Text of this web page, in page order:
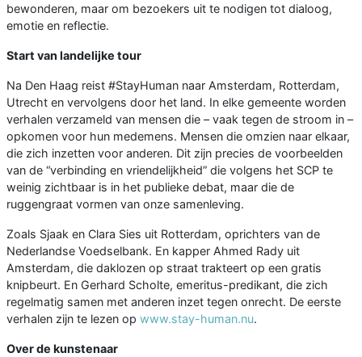
bewonderen, maar om bezoekers uit te nodigen tot dialoog,
emotie en reflectie.
Start van landelijke tour
Na Den Haag reist #StayHuman naar Amsterdam, Rotterdam,
Utrecht en vervolgens door het land. In elke gemeente worden
verhalen verzameld van mensen die – vaak tegen de stroom in –
opkomen voor hun medemens. Mensen die omzien naar elkaar,
die zich inzetten voor anderen. Dit zijn precies de voorbeelden
van de “verbinding en vriendelijkheid” die volgens het SCP te
weinig zichtbaar is in het publieke debat, maar die de
ruggengraat vormen van onze samenleving.
Zoals Sjaak en Clara Sies uit Rotterdam, oprichters van de
Nederlandse Voedselbank. En kapper Ahmed Rady uit
Amsterdam, die daklozen op straat trakteert op een gratis
knipbeurt. En Gerhard Scholte, emeritus-predikant, die zich
regelmatig samen met anderen inzet tegen onrecht. De eerste
verhalen zijn te lezen op www.stay-human.nu.
Over de kunstenaar